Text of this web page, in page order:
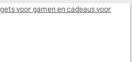
voor gamen en cadeaus voor